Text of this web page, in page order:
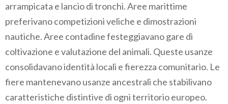
arrampicata e lancio di tronchi. Aree marittime
preferivano competizioni veliche e dimostrazioni
nautiche. Aree contadine festeggiavano gare di
coltivazione e valutazione del animali. Queste usanze
consolidavano identità locali e fierezza comunitario. Le
fiere mantenevano usanze ancestrali che stabilivano
caratteristiche distintive di ogni territorio europeo.